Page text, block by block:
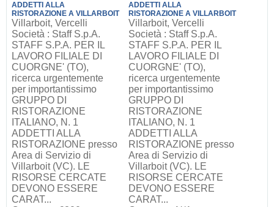
ADDETTI ALLA
RISTORAZIONE A VILLARBOIT
Villarboit, Vercelli
Società : Staff S.p.A.
STAFF S.P.A. PER IL
LAVORO FILIALE DI
CUORGNE' (TO),
ricerca urgentemente
per importantissimo
GRUPPO DI
RISTORAZIONE
ITALIANO, N. 1
ADDETTI ALLA
RISTORAZIONE presso
Area di Servizio di
Villarboit (VC). LE
RISORSE CERCATE
DEVONO ESSERE
CARAT...
ADDETTI ALLA
RISTORAZIONE A VILLARBOIT
Villarboit, Vercelli
Società : Staff S.p.A.
STAFF S.P.A. PER IL
LAVORO FILIALE DI
CUORGNE' (TO),
ricerca urgentemente
per importantissimo
GRUPPO DI
RISTORAZIONE
ITALIANO, N. 1
ADDETTI ALLA
RISTORAZIONE presso
Area di Servizio di
Villarboit (VC). LE
RISORSE CERCATE
DEVONO ESSERE
CARAT...